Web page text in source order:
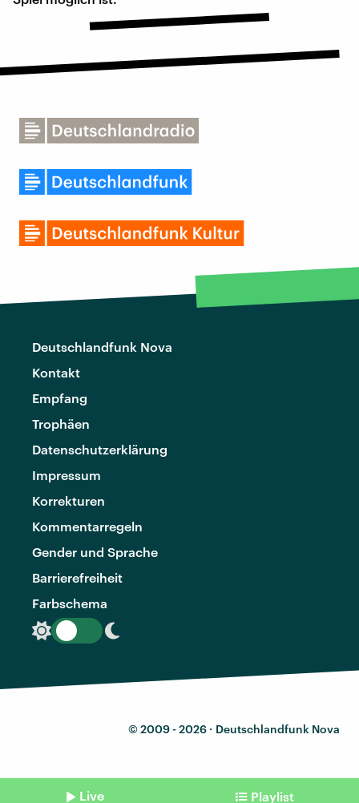
Deutschlandfunk Nova
Kontakt
Empfang
Trophäen
Datenschutzerklärung
Impressum
Korrekturen
Kommentarregeln
Gender und Sprache
Barrierefreiheit
Farbschema
© 2009 - 2026 · Deutschlandfunk Nova
Live Playlist